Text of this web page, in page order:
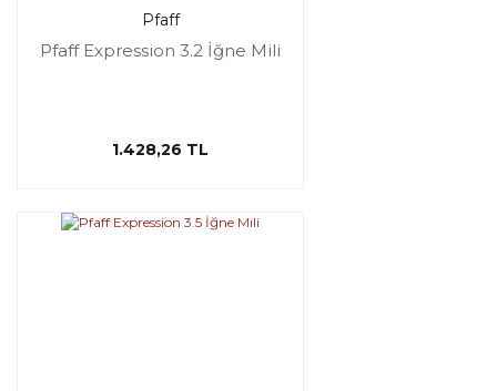
Pfaff
Pfaff Expression 3.2 İğne Mili
1.428,26 TL